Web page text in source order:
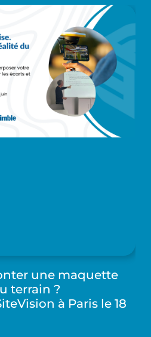
une maquette
terrain ?
à Paris le 18